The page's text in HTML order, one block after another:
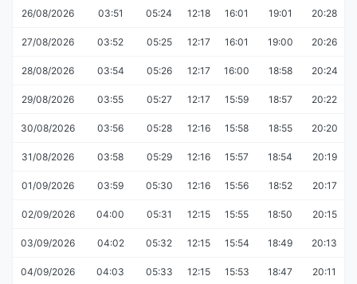
26/08/2026 03:51 05:24 12:18 16:01 19:01 20:28
27/08/2026 03:52 05:25 12:17 16:01 19:00 20:26
28/08/2026 03:54 05:26 12:17 16:00 18:58 20:24
29/08/2026 03:55 05:27 12:17 15:59 18:57 20:22
30/08/2026 03:56 05:28 12:16 15:58 18:55 20:20
31/08/2026 03:58 05:29 12:16 15:57 18:54 20:19
01/09/2026 03:59 05:30 12:16 15:56 18:52 20:17
02/09/2026 04:00 05:31 12:15 15:55 18:50 20:15
03/09/2026 04:02 05:32 12:15 15:54 18:49 20:13
04/09/2026 04:03 05:33 12:15 15:53 18:47 20:11